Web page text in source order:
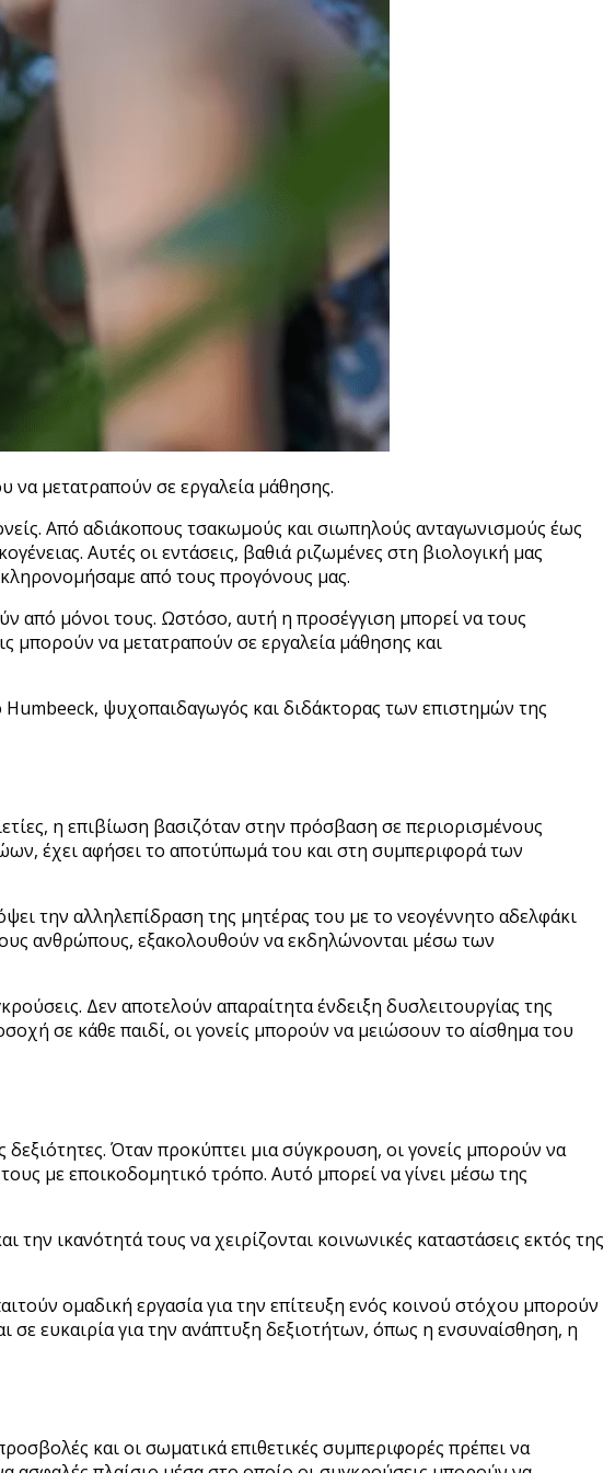
να μετατραπούν σε εργαλεία μάθησης.
Από αδιάκοπους τσακωμούς και σιωπηλούς ανταγωνισμούς έως
Αυτές οι εντάσεις, βαθιά ριζωμένες στη βιολογική μας
από τους προγόνους μας.
από μόνοι τους. Ωστόσο, αυτή η προσέγγιση μπορεί να τους
μπορούν να μετατραπούν σε εργαλεία μάθησης και
ψυχοπαιδαγωγός και διδάκτορας των επιστημών της
η επιβίωση βασιζόταν στην πρόσβαση σε περιορισμένους
έχει αφήσει το αποτύπωμά του και στη συμπεριφορά των
την αλληλεπίδραση της μητέρας του με το νεογέννητο αδελφάκι
ανθρώπους, εξακολουθούν να εκδηλώνονται μέσω των
Δεν αποτελούν απαραίτητα ένδειξη δυσλειτουργίας της
σε κάθε παιδί, οι γονείς μπορούν να μειώσουν το αίσθημα του
Όταν προκύπτει μια σύγκρουση, οι γονείς μπορούν να
με εποικοδομητικό τρόπο. Αυτό μπορεί να γίνει μέσω της
ικανότητά τους να χειρίζονται κοινωνικές καταστάσεις εκτός της
ομαδική εργασία για την επίτευξη ενός κοινού στόχου μπορούν
ευκαιρία για την ανάπτυξη δεξιοτήτων, όπως η ενσυναίσθηση, η
και οι σωματικά επιθετικές συμπεριφορές πρέπει να